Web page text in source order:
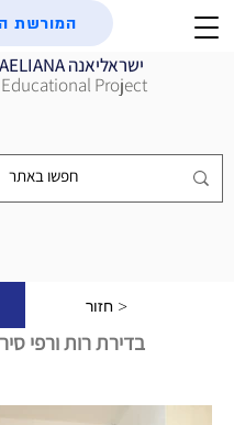
ISRAELIANA ישראליאנה
Project
המורשת
חזור >
בדירת רות ורפי